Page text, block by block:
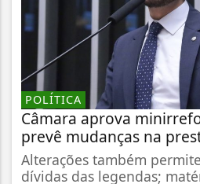
POLÍTICA
Câmara aprova
prevê mudanças na
Alterações também
dívidas das legendas;